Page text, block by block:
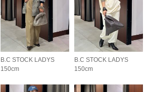
B.C STOCK LADYS
150cm
B.C STOCK LADYS
150cm